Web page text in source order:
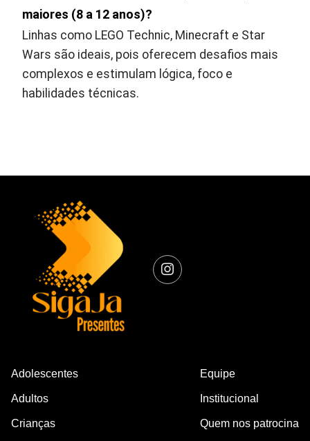
maiores (8 a 12 anos)?
Linhas como LEGO Technic, Minecraft e Star
Wars são ideais, pois oferecem desafios mais
complexos e estimulam lógica, foco e
habilidades técnicas.
Adolescentes
Adultos
Crianças
Equipe
Institucional
Quem nos patrocina